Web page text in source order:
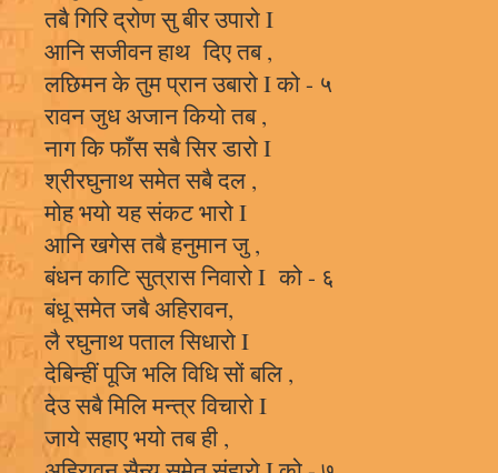
तबै गिरि द्रोण सु बीर उपारो I
आनि सजीवन हाथ दिए तब ,
लछिमन के तुम प्रान उबारो I को - ५
रावन जुध अजान कियो तब ,
नाग कि फाँस सबै सिर डारो I
श्रीरघुनाथ समेत सबै दल ,
मोह भयो यह संकट भारो I
आनि खगेस तबै हनुमान जु ,
बंधन काटि सुत्रास निवारो I को - ६
बंधू समेत जबै अहिरावन,
लै रघुनाथ पताल सिधारो I
देबिन्हीं पूजि भलि विधि सों बलि ,
देउ सबै मिलि मन्त्र विचारो I
जाये सहाए भयो तब ही ,